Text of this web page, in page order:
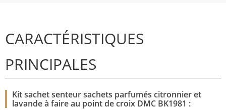
CARACTÉRISTIQUES
PRINCIPALES
Kit sachet senteur sachets parfumés citronnier et
lavande à faire au point de croix DMC BK1981 :